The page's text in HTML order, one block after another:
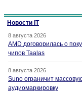
Новости IT
8 августа 2026
AMD договорилась о
чипов Taalas
8 августа 2026
Suno ограничит
аудиомаркировку